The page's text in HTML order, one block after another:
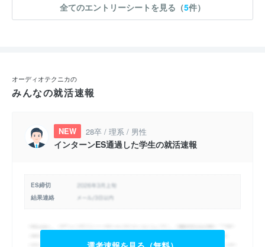
全てのエントリーシートを見る（5件）
オーディオテクニカの
みんなの就活速報
NEW 28卒 / 理系 / 男性
インターンES通過した学生の就活速報
ES締切
結果連絡